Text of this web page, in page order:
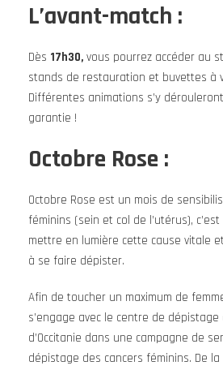
L’avant-match :
Dès 17h30, vous pourrez accéder au
stands de restauration et buvettes à
Différentes animations s’y
garantie !
Octobre Rose :
Octobre Rose est un mois de
féminins (sein et col de l’utérus),
mettre en lumière cette cause vitale
à se faire dépister.
Afin de toucher un maximum de
s’engage avec le centre de dépistage
d’Occitanie dans une campagne de
dépistage des cancers féminins. De